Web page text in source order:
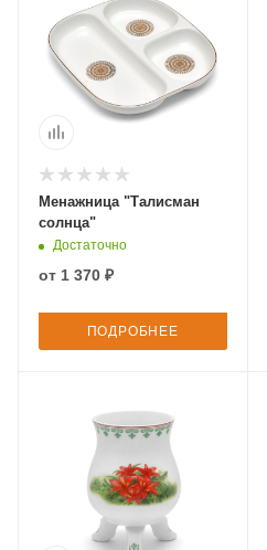
Менажница "Талисман
солнца"
Достаточно
от 1 370 ₽
ПОДРОБНЕЕ